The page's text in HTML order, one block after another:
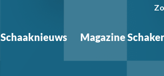
Schaaknieuws Magazine